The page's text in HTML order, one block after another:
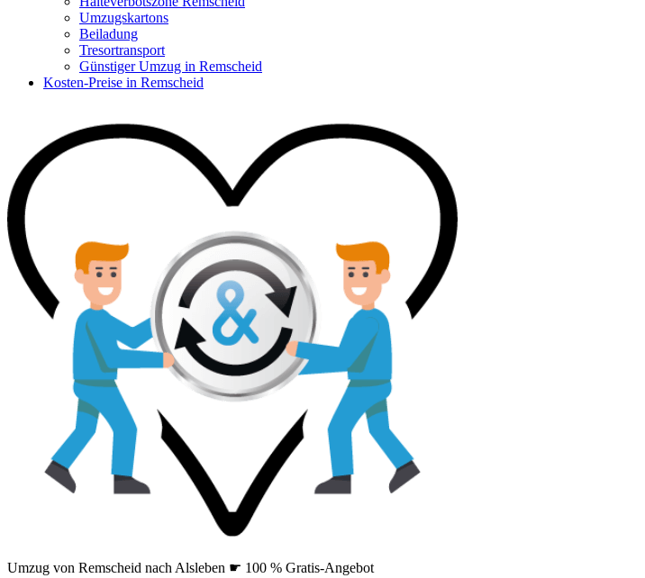
Umzugskartons
Beiladung
Tresortransport
Günstiger Umzug in Remscheid
Kosten-Preise in Remscheid
Umzug von Remscheid nach Alsleben ☛ 100 % Gratis-Angebot